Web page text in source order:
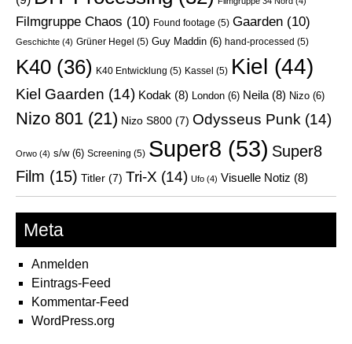
Filmgruppe Chaos (10) Found footage (5) Gaarden (10)
Geschichte (4) Grüner Hegel (5) Guy Maddin (6) hand-processed (5)
K40 (36) K40 Entwicklung (5) Kassel (5) Kiel (44)
Kiel Gaarden (14) Kodak (8) London (6) Neila (8) Nizo (6)
Nizo 801 (21) Nizo S800 (7) Odysseus Punk (14)
Orwo (4) s/w(6) Screening (5) Super8 (53) Super8
Film (15) Titler (7) Tri-X (14) Ufo (4) Visuelle Notiz (8)
Meta
Anmelden
Eintrags-Feed
Kommentar-Feed
WordPress.org